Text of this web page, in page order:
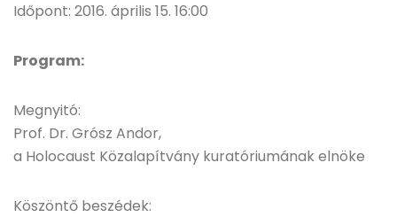
Időpont: 2016. április 15. 16:00
Program:
Megnyitó:
Prof. Dr. Grósz Andor,
a Holocaust Közalapítvány kuratóriumának elnöke
Köszöntő beszédek: